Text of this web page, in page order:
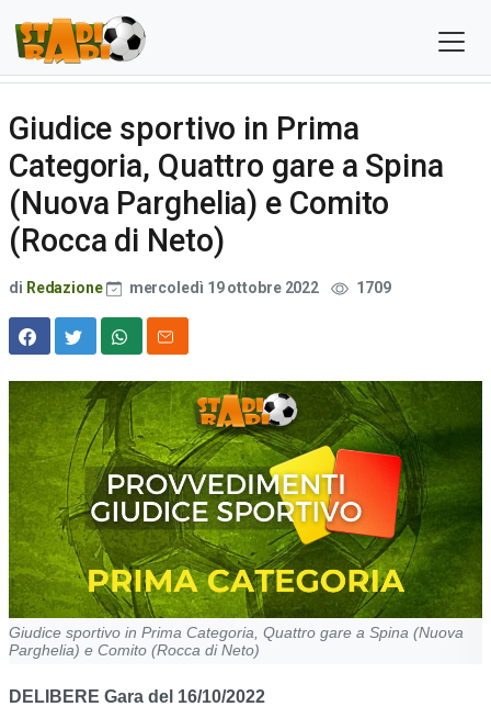
Giudice sportivo in Prima
Categoria, Quattro gare a Spina
(Nuova Parghelia) e Comito
(Rocca di Neto)
di Redazione mercoledì 19 ottobre 2022 1709
Giudice sportivo in Prima Categoria, Quattro gare a Spina (Nuova
Parghelia) e Comito (Rocca di Neto)
DELIBERE Gara del 16/10/2022